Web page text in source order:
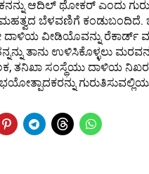
ಆದಿಲ್ ಥೋಕರ್ ಎಂದು
ಬೆಳವಣಿಗೆ ಕಂಡುಬಂದಿದೆ.
ದಾಳಿಯ ವೀಡಿಯೊವನ್ನು
ತಾನು ಉಳಿಸಿಕೊಳ್ಳಲು
ತನಿಖಾ ಸಂಸ್ಥೆಯು ದಾಳಿಯ
ಭಯೋತ್ಪಾದಕರನ್ನು